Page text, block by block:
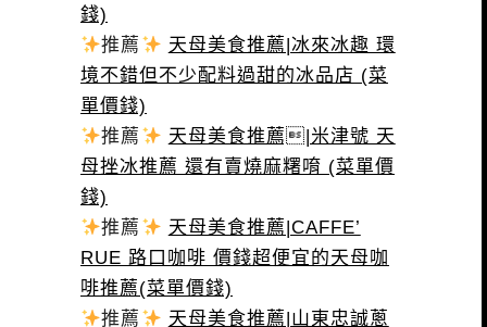
錢)
推薦
天母美食推薦|冰來冰趣 環
境不錯但不少配料過甜的冰品店 (菜
單價錢)
推薦
天母美食推薦|米津號 天
母挫冰推薦 還有賣燒麻糬唷 (菜單價
錢)
推薦
天母美食推薦|CAFFE’
RUE 路口咖啡 價錢超便宜的天母咖
啡推薦(菜單價錢)
推薦
天母美食推薦|山東忠誠蔥